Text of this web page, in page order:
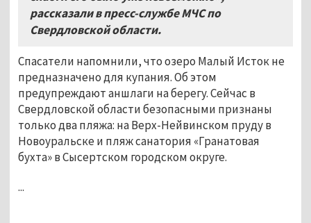
рассказали в пресс-службе МЧС по
Свердловской области.
Спасатели напомнили, что озеро Малый Исток не
предназначено для купания. Об этом
предупреждают аншлаги на берегу. Сейчас в
Свердловской области безопасными признаны
только два пляжа: на Верх-Нейвинском пруду в
Новоуральске и пляж санатория «Гранатовая
бухта» в Сысертском городском округе.
...